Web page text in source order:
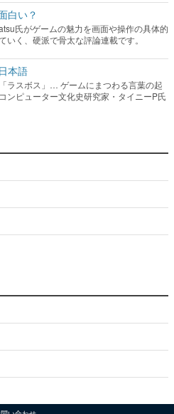
白い？
氏がゲームの魅力を画面や操作の具体的
いく、硬派で骨太な評論連載です。
本語
ラスボス」… ゲームにまつわる言葉の起
ンピューター文化史研究家・タイニーP氏